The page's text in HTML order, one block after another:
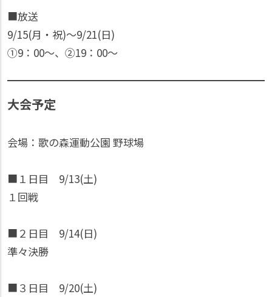
■放送
9/15(月・祝)〜9/21(日)
①9：00〜、②19：00〜
大会予定
会場：歌の森運動公園 野球場
■１日目 9/13(土)
１回戦
■２日目 9/14(日)
準々決勝
■３日目 9/20(土)